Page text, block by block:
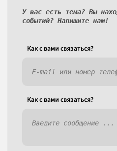
У вас есть тема? Вы
событий? Напишите нам!
Как c вами связаться?
Как c вами связаться?